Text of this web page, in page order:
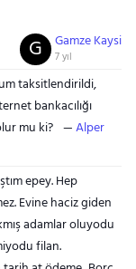
Gamze Kaysi
7 yıl
G
taksitlendirildi,
bankacılığı
mu ki?
Alper
epey. Hep
Evine haciz giden
adamlar oluyodu
filan.